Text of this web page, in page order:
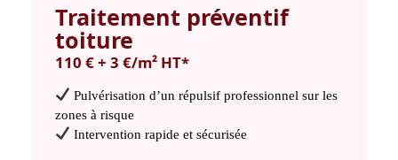
Traitement préventif
toiture
110 € + 3 €/m² HT*
Pulvérisation d’un répulsif professionnel sur les
zones à risque
Intervention rapide et sécurisée